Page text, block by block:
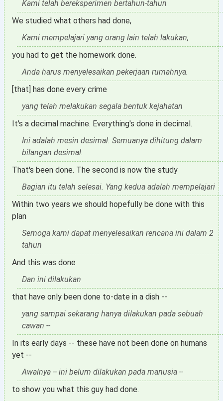
Kami telah bereksperimen bertahun-tahun
We studied what others had done,
Kami mempelajari yang orang lain telah lakukan,
you had to get the homework done.
Anda harus menyelesaikan pekerjaan rumahnya.
[that] has done every crime
yang telah melakukan segala bentuk kejahatan
It's a decimal machine. Everything's done in decimal.
Ini adalah mesin desimal. Semuanya dihitung dalam
bilangan desimal.
That's been done. The second is now the study
Bagian itu telah selesai. Yang kedua adalah mempelajari
Within two years we should hopefully be done with this
plan
Semoga kami dapat menyelesaikan rencana ini dalam 2
tahun
And this was done
Dan ini dilakukan
that have only been done to-date in a dish --
yang sampai sekarang hanya dilakukan pada sebuah
cawan --
In its early days -- these have not been done on humans
yet --
Awalnya -- ini belum dilakukan pada manusia --
to show you what this guy had done.